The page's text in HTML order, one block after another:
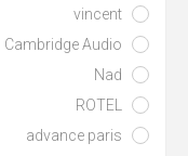
vincent
Cambridge Audio
Nad
ROTEL
advance paris